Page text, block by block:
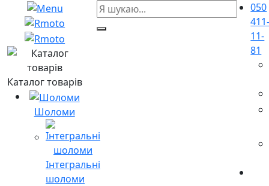
Каталог товарів
Шоломи
Інтегральні
шоломи
050
11-
81